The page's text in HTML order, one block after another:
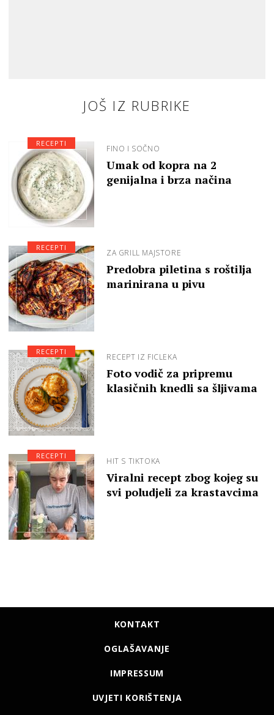
JOŠ IZ RUBRIKE
FINO I SOČNO
Umak od kopra na 2
genijalna i brza načina
RECEPTI
ZA GRILL MAJSTORE
Predobra piletina s roštilja
marinirana u pivu
RECEPTI
RECEPT IZ FICLEKA
Foto vodič za pripremu
klasičnih knedli sa šljivama
RECEPTI
HIT S TIKTOKA
Viralni recept zbog kojeg su
svi poludjeli za krastavcima
RECEPTI
KONTAKT
OGLAŠAVANJE
IMPRESSUM
UVJETI KORIŠTENJA